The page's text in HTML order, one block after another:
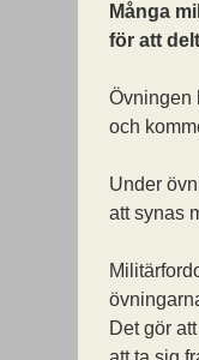
Många
för att
Övningen
och
Under
att synas
Det gör